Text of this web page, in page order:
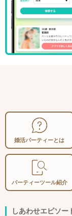
婚活パーティーとは
パーティーツール紹介
しあわせエピソー